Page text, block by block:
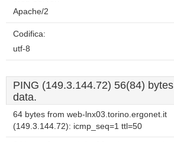
Apache/2
Codifica:
utf-8
PING (149.3.144.72) 56(84)
data.
64 bytes from web-lnx03.torino.ergonet.it
(149.3.144.72): icmp_seq=1 ttl=50